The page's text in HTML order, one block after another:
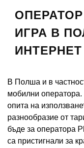
ИГРА В
В Полша и в
мобилни
опита на
разнообразие от
бъде за оператора
са пристигнали за